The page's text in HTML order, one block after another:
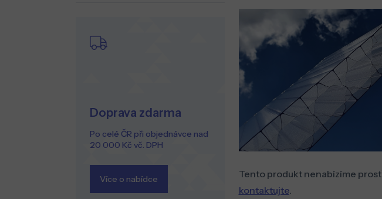
Doprava zdarma
Po celé ČR při objednávce nad
20 000 Kč vč. DPH
Více o nabídce
Tento produkt nenabízíme
kontaktujte.